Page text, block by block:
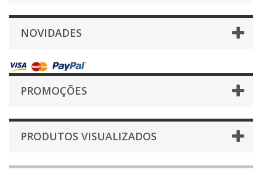
NOVIDADES
PROMOÇÕES
PRODUTOS VISUALIZADOS